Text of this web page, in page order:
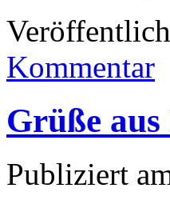
Kommentar
Grüße
Publiziert